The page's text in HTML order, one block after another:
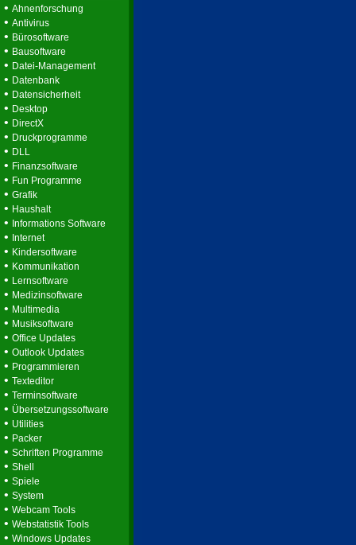
• Ahnenforschung
• Antivirus
• Bürosoftware
• Bausoftware
• Datei-Management
• Datenbank
• Datensicherheit
• Desktop
• DirectX
• Druckprogramme
• DLL
• Finanzsoftware
• Fun Programme
• Grafik
• Haushalt
• Informations Software
• Internet
• Kindersoftware
• Kommunikation
• Lernsoftware
• Medizinsoftware
• Multimedia
• Musiksoftware
• Office Updates
• Outlook Updates
• Programmieren
• Texteditor
• Terminsoftware
• Übersetzungssoftware
• Utilities
• Packer
• Schriften Programme
• Shell
• Spiele
• System
• Webcam Tools
• Webstatistik Tools
• Windows Updates